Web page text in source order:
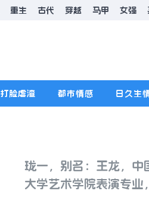
重生 古代 穿越 马甲 女强
打脸虐渣 都市情感 日久生
珑一，别名：王龙，
大学艺术学院表演专业